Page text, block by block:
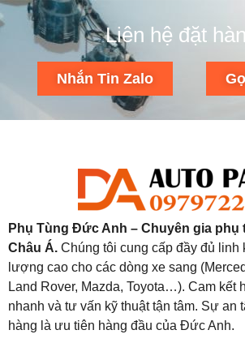
Liên hệ đặt
Nhắn Tin Zalo
Phụ Tùng Đức Anh – Chuyên gia phụ
Châu Á. Chúng tôi cung cấp đầy đủ linh
lượng cao cho các dòng xe sang
Land Rover, Mazda, Toyota…). Cam kết
nhanh và tư vấn kỹ thuật tận tâm. Sự an
hàng là ưu tiên hàng đầu của Đức Anh.